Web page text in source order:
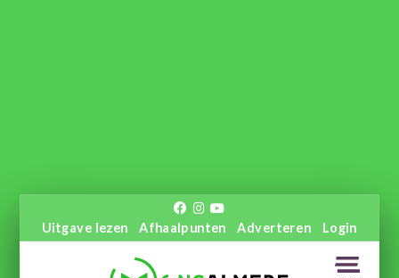
Uitgave lezen Afhaalpunten Adverteren Login